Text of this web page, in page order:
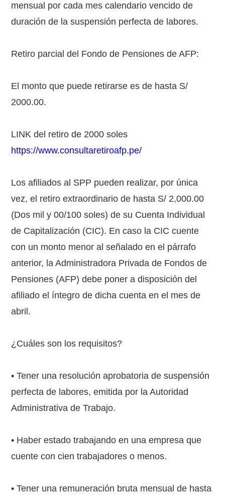
mensual por cada mes calendario vencido de
duración de la suspensión perfecta de labores.
Retiro parcial del Fondo de Pensiones de AFP:
El monto que puede retirarse es de hasta S/
2000.00.
LINK del retiro de 2000 soles
https://www.consultaretiroafp.pe/
Los afiliados al SPP pueden realizar, por única
vez, el retiro extraordinario de hasta S/ 2,000.00
(Dos mil y 00/100 soles) de su Cuenta Individual
de Capitalización (CIC). En caso la CIC cuente
con un monto menor al señalado en el párrafo
anterior, la Administradora Privada de Fondos de
Pensiones (AFP) debe poner a disposición del
afiliado el íntegro de dicha cuenta en el mes de
abril.
¿Cuáles son los requisitos?
• Tener una resolución aprobatoria de suspensión
perfecta de labores, emitida por la Autoridad
Administrativa de Trabajo.
• Haber estado trabajando en una empresa que
cuente con cien trabajadores o menos.
• Tener una remuneración bruta mensual de hasta